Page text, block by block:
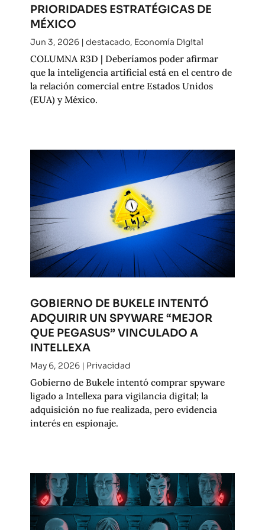
PRIORIDADES ESTRATÉGICAS DE
MÉXICO
Jun 3, 2026| destacado, Economía Digital
COLUMNA R3D | Deberíamos poder afirmar
que la inteligencia artificial está en el centro de
la relación comercial entre Estados Unidos
(EUA) y México.
GOBIERNO DE BUKELE INTENTÓ
ADQUIRIR UN SPYWARE “MEJOR
QUE PEGASUS” VINCULADO A
INTELLEXA
May 6, 2026| Privacidad
Gobierno de Bukele intentó comprar spyware
ligado a Intellexa para vigilancia digital; la
adquisición no fue realizada, pero evidencia
interés en espionaje.